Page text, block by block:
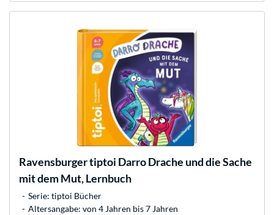
Ravensburgertiptoi Darro Drache und die Sache
mit dem Mut, Lernbuch
Serie: tiptoi Bücher
Altersangabe: von 4 Jahren bis 7 Jahren